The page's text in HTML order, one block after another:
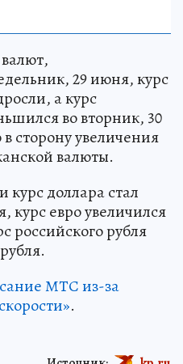
29 июня, курс
а курс
во вторник, 30
сторону увеличения
валюты.
доллара стал
курс евро увеличился
российского рубля
МТС из-за
.